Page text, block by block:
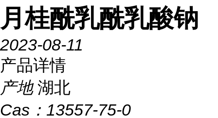
月桂酰乳酰乳酸钠
2023-08-11
产品详情
产地 湖北
Cas： 13557-75-0